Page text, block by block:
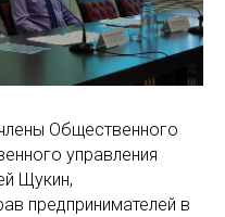
Общественного
управления
Щукин,
предпринимателей в